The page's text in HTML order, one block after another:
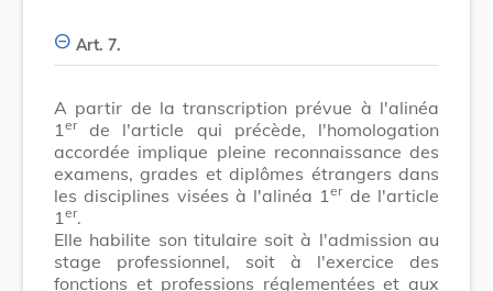
Art. 7.
A partir de la transcription prévue à l'alinéa
1 erde l'article qui précède, l'homologation
accordée implique pleine reconnaissance des
examens, grades et diplômes étrangers dans
les disciplines visées à l'alinéa 1erde l'article
1 er.
Elle habilite son titulaire soit à l'admission au
stage professionnel, soit à l'exercice des
fonctions et professions réglementées et aux